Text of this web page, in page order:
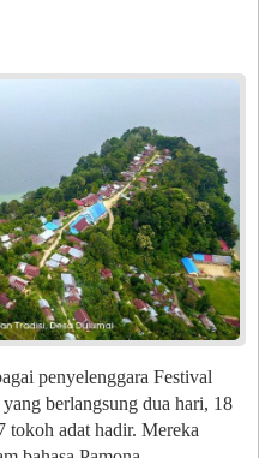
penyelenggara Festival
berlangsung dua hari, 18
tokoh adat hadir. Mereka